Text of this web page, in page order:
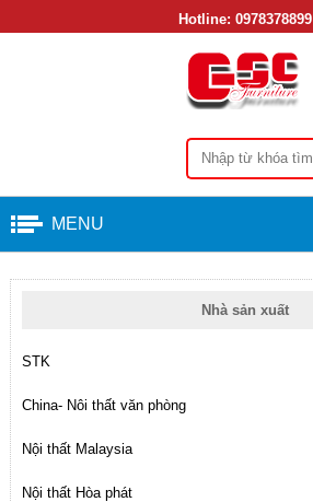
Hotline: 0978378899
MENU
Nhà sản xuất
STK
China- Nôi thất văn phòng
Nội thất Malaysia
Nội thất Hòa phát